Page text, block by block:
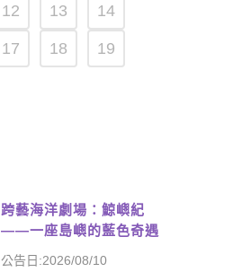
12 13 14
17 18 19
跨藝海洋劇場：鯨嶼紀
——一座島嶼的藍色奇遇
公告日:2026/08/10